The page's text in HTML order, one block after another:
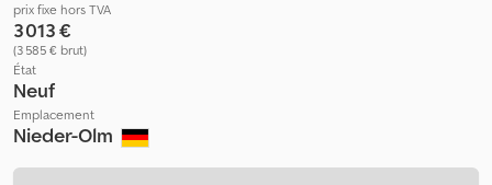
prix fixe hors TVA
3 013 €
(3 585 € brut)
État
Neuf
Emplacement
Nieder-Olm